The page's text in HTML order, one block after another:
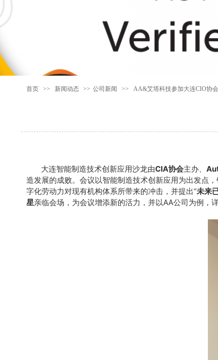
首页 >> 新闻动态 >> 公司新闻 >> AA&艾塔科技参加大连CIO协
大连智能制造技术创新应用沙龙由CIA协会主办、
造发展的成败。会议以智能制造技术创新应用为出发点
字化劳动力对现有机构体系所带来的冲击，并提出“未来
星亲临会场，为会议增添新的活力，并以AA公司为例，